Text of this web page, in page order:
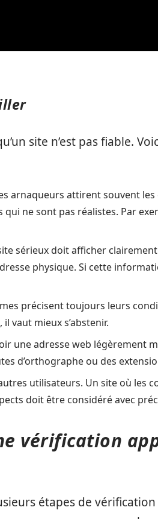
site n’est pas fiable.
arnaqueurs attirent souvent les
ne sont pas réalistes. Par
sérieux doit afficher
physique. Si cette
précisent toujours leurs
vaut mieux s’abstenir.
une adresse web légèrement
d’orthographe ou des
utilisateurs. Un site où les
doit être considéré avec
vérification
étapes de